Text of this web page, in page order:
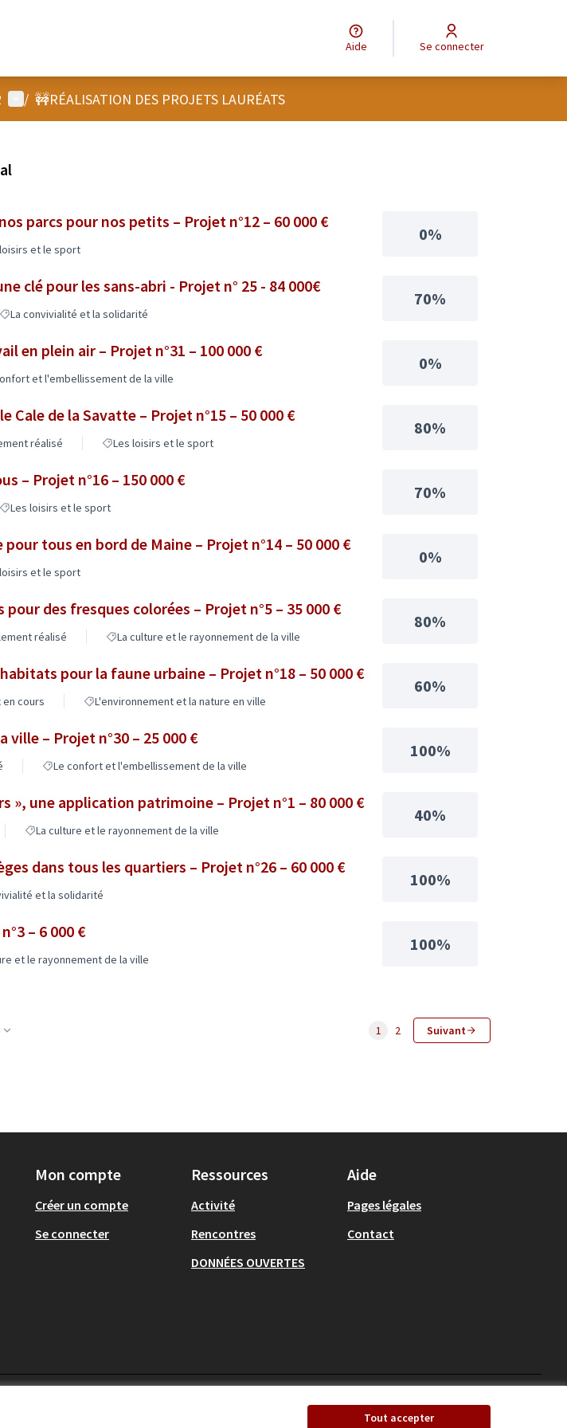
Tout accepter
Aide Se connecter
Menu utilisateur
/ 🚧RÉALISATION DES PROJETS LAURÉATS
parcs pour nos petits – Projet n°12 – 60 000 €
et le sport
0%
clé pour les sans-abri - Projet n° 25 - 84 000€
La convivialité et la solidarité
70%
en plein air – Projet n°31 – 100 000 €
et l'embellissement de la ville
0%
Cale de la Savatte – Projet n°15 – 50 000 €
réalisé Les loisirs et le sport
80%
– Projet n°16 – 150 000 €
Les loisirs et le sport
70%
pour tous en bord de Maine – Projet n°14 – 50 000 €
et le sport
0%
des fresques colorées – Projet n°5 – 35 000 €
réalisé La culture et le rayonnement de la ville
80%
pour la faune urbaine – Projet n°18 – 50 000 €
en cours L'environnement et la nature en ville
60%
ville – Projet n°30 – 25 000 €
Le confort et l'embellissement de la ville
100%
», une application patrimoine – Projet n°1 – 80 000 €
La culture et le rayonnement de la ville
40%
dans tous les quartiers – Projet n°26 – 60 000 €
et la solidarité
100%
– 6 000 €
et le rayonnement de la ville
100%
1 2 Suivant
Mon compte
Créer un compte
Se connecter
Ressources
Activité
Rencontres
DONNÉES OUVERTES
Aide
Pages légales
Contact